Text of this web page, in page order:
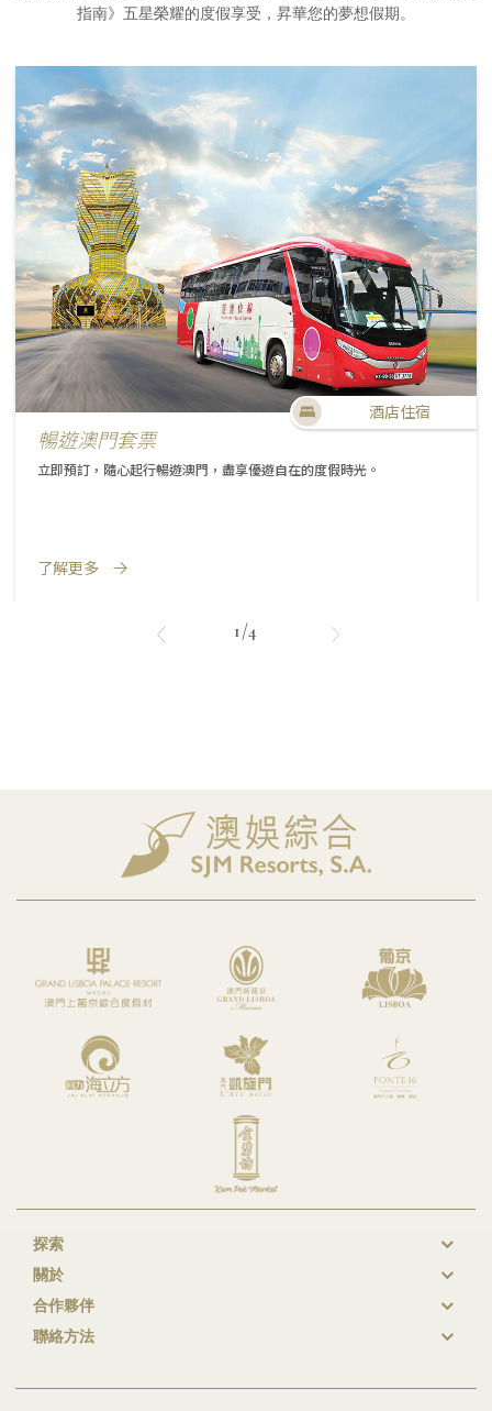
指南》五星榮耀的度假享受，昇華您的夢想假期。
酒店住宿
暢遊澳門套票
立即預訂，隨心起行暢遊澳門，盡享優遊自在的度假時光。
了解更多
1/4
New
Footer
探索
關於
合作夥伴
聯絡方法